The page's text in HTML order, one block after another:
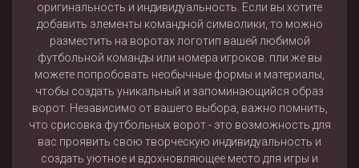
оригинальность и индивидуальность. Если вы хотите
добавить элементы командной символики, то можно
разместить на воротах логотип вашей любимой
футбольной команды или номера игроков. пли же вы
можете попробовать необычные формы и материалы,
чтобы создать уникальный и запоминающийся образ
ворот. Независимо от вашего выбора, важно помнить,
что срисовка футбольных ворот - это возможность для
вас проявить свою творческую индивидуальность и
создать уютное и вдохновляющее место для игры и